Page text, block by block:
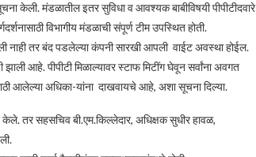
केली. मंडळातील इतर सुविधा व आवश्यक बाबीविषयी पीपीटीदवारे
विभागीय मंडळाची संपूर्ण टीम उपस्थित होती.
नाही तर बंद पडलेल्या कंपनी सारखी आपली वाईट अवस्था होईल.
आहे. पीपीटी मिळाल्यावर स्टाफ मिटींग घेवून सर्वांना अवगत
आलेल्या अधिका-यांना दाखवायचे आहे, अशा सूचना दिल्या.
केले. तर सहसचिव बी.एम.किल्लेदार, अधिक्षक सुधीर हावळ,